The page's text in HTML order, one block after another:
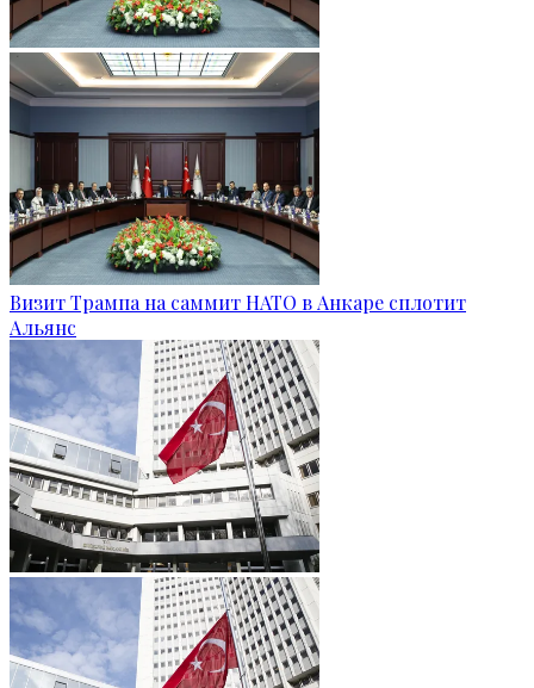
Визит Трампа на саммит НАТО в Анкаре сплотит
Альянс